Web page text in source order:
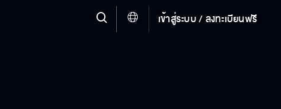
เข้าสู่ระบบ / ลงทะเบียนฟรี